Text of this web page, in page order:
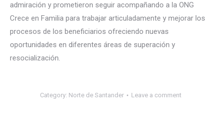
admiración y prometieron seguir acompañando a la ONG
Crece en Familia para trabajar articuladamente y mejorar los
procesos de los beneficiarios ofreciendo nuevas
oportunidades en diferentes áreas de superación y
resocialización.
Category: Norte de Santander Leave a comment